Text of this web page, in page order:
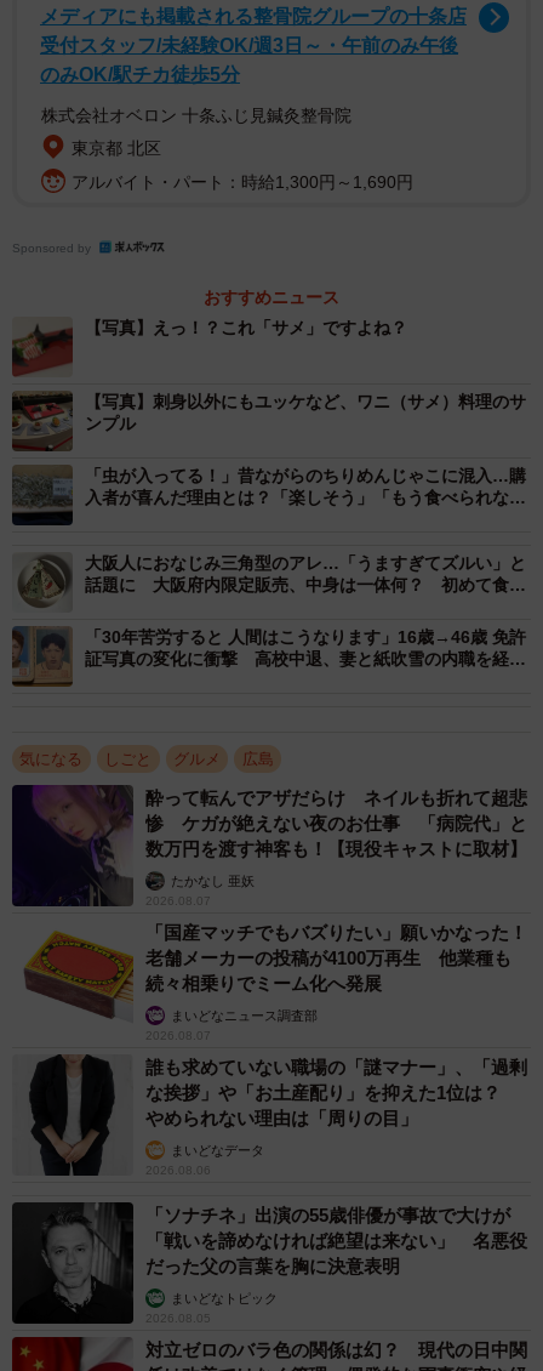
――サメの食文化と、「ワニ」と呼ばれている理由につい
て。
井上：明治時代には、刺身などのワニ料理は正月やまつり
のハレの日に欠かせないごちそうとして、広島県三次市、
庄原市一帯で食されていました。
――どんな調理法で食べるのですか？
井上：三次市・庄原市一帯では、昔は刺身や湯引き、煮凝
りなどがワニ料理の定番でした。現在では、ワニバーガー
ですよ。
――サメはアンモニア臭が出て美味しくないと聞いたこと
あるのですが…お味は？
井上：実は冷蔵技術が発達した現在では、臭いはほぼあり
ません。モチモチと弾力があり、美味しい！と好評です。
昔は臭みを消すために、おろし生姜や生姜醤油で食べたそ
うで、今でもその習慣は残っています。昔の人はワニのに
も醍醐味として楽しんでいたようです。
――食品サンプルについて、大きさや作り方は？
北出：大きさは約90cm。三次で食べられているサメは2m
くらいの個体なのだそうですが、1体まるごと食品サンプル
にしたかったので1m程度のサメを探し、型に入れて製作、
身の部分も全身の型を作成したサメから刺身を作成し、型
入れして食品サンプルを製作しました。目の部分のみ、リ
メディアにも掲載される整骨院グループの十条店
受付スタッフ/未経験OK/週3日～・午前のみ午後
のみOK/駅チカ徒歩5分
株式会社オベロン 十条ふじ見鍼灸整骨院
東京都 北区
アルバイト・パート：時給1,300円～1,690円
Sponsored by
おすすめニュース
【写真】えっ！？これ「サメ」ですよね？
【写真】刺身以外にもユッケなど、ワニ（サメ）料理のサ
ンプル
「虫が入ってる！」昔ながらのちりめんじゃこに混入…購
入者が喜んだ理由とは？「楽しそう」「もう食べられな
大阪人におなじみ三角型のアレ…「うますぎてズルい」と
話題に 大阪府内限定販売、中身は一体何？ 初めて食べ
「30年苦労すると 人間はこうなります」16歳→46歳 免許
証写真の変化に衝撃 高校中退、妻と紙吹雪の内職を経
気になる しごと グルメ 広島
酔って転んでアザだらけ ネイルも折れて超悲
惨 ケガが絶えない夜のお仕事 「病院代」と
数万円を渡す神客も！【現役キャストに取材】
たかなし 亜妖
2026.08.07
「国産マッチでもバズりたい」願いかなった！
老舗メーカーの投稿が4100万再生 他業種も
続々相乗りでミーム化へ発展
まいどなニュース調査部
2026.08.07
誰も求めていない職場の「謎マナー」、「過剰
な挨拶」や「お土産配り」を抑えた1位は？
やめられない理由は「周りの目」
まいどなデータ
2026.08.06
「ソナチネ」出演の55歳俳優が事故で大けが
「戦いを諦めなければ絶望は来ない」 名悪役
だった父の言葉を胸に決意表明
まいどなトピック
2026.08.05
対立ゼロのバラ色の関係は幻？ 現代の日中関